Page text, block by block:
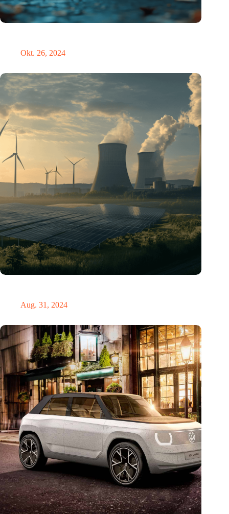
Okt. 26, 2024
Aug. 31, 2024